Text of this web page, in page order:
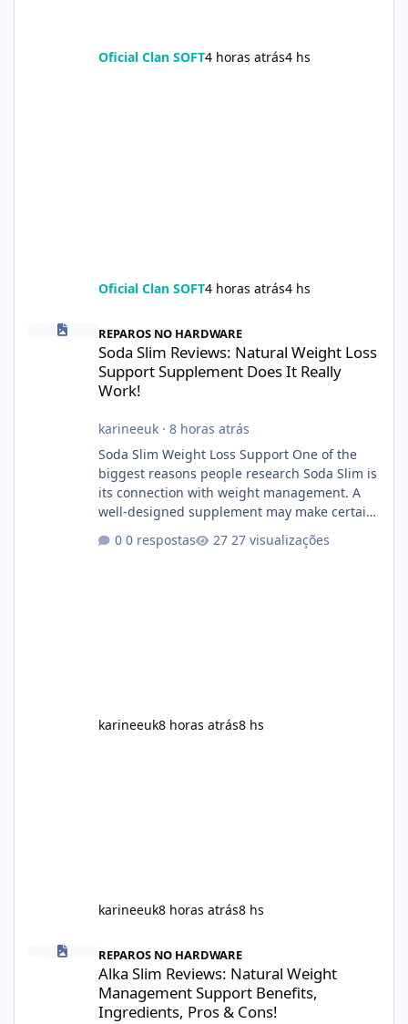
Oficial Clan SOFT4 horas atrás4 hs
Oficial Clan SOFT4 horas atrás4 hs
REPAROS NO HARDWARE
Soda Slim Reviews: Natural Weight Loss
Support Supplement Does It Really
Work!
karineeuk· 8 horas atrás
Soda Slim Weight Loss Support One of the
biggest reasons people research Soda Slim is
its connection with weight management. A
well-designed supplement may make certain
maintain, depending on its ingredients and
0 respostas 27 visualizações
karineeuk8 horas atrás8 hs
karineeuk8 horas atrás8 hs
Alka Slim Reviews: Natural Weight Management Support
REPAROS NO HARDWARE
Alka Slim Reviews: Natural Weight
Management Support Benefits,
Ingredients, Pros & Cons!